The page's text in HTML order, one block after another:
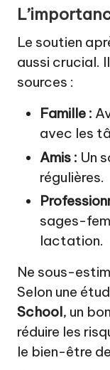
Le soutien
aussi crucial.
sources :
Famille :
avec les
Amis : Un
régulières.
sages-
lactation.
Ne sous-
Selon une
School, un
réduire les
le bien-être